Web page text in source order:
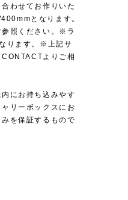
わせてお作りいた
となります。
照ください。※ラ
ります。※上記サ
よりご相
にお持ち込みやす
リーボックスにお
を保証するもので